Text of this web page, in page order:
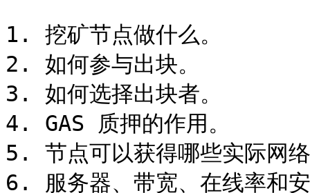
1. 挖矿节点做什么。
2. 如何参与出块。
3. 如何选择出块者。
4. GAS 质押的作用。
5. 节点可以获得哪些实际网
6. 服务器、带宽、在线率和